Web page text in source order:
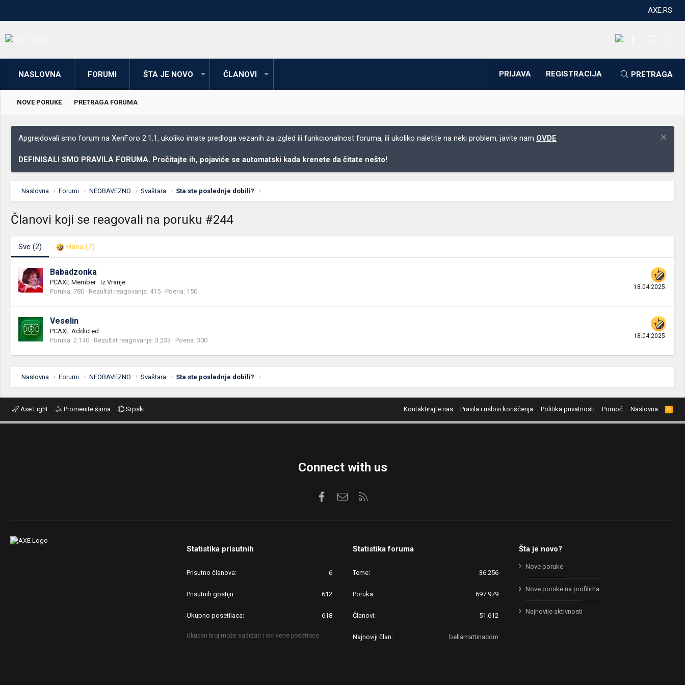
AXE.RS
NASLOVNA FORUMI ŠTA JE NOVO ČLANOVI PRIJAVA REGISTRACIJA PRETRAGA
NOVE PORUKE PRETRAGA FORUMA
Apgrejdovali smo forum na XenForo 2.1.1, ukoliko imate predloga vezanih za izgled ili funkcionalnost foruma, ili ukoliko naletite na neki problem, javite nam OVDE
DEFINISALI SMO PRAVILA FORUMA. Pročitajte ih, pojaviće se automatski kada krenete da čitate nešto!
Naslovna Forumi NEOBAVEZNO Svaštara Sta ste poslednje dobili?
Članovi koji se reagovali na poruku #244
Sve (2) Haha (2)
18.04.2025.
Babadzonka
PCAXE Member · Iz Vranje
Poruka 780 Rezultat reagovanja 415 Poena 150
18.04.2025.
Veselin
PCAXE Addicted
Poruka 2.140 Rezultat reagovanja 3.233 Poena 300
Naslovna Forumi NEOBAVEZNO Svaštara Sta ste poslednje dobili?
Axe Light Promenite širina Srpski Kontaktirajte nas Pravila i uslovi korišćenja Politika privatnosti Pomoć Naslovna
R
S
S
Connect with us
FacebookKontaktirajte nas
Statistika prisutnih
Prisutno članova 6
Prisutnih gostiju 612
Ukupno posetilaca 618
Ukupan broj može sadržati i skrivene posetioce.
Statistika foruma
Teme 36.256
Poruka 697.979
Članovi 51.612
Najnoviji član bellamattinacom
Šta je novo?
Nove poruke
Nove poruke na profilima
Najnovije aktivnosti